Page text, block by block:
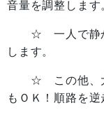
音量を調整します
☆ 一人で静か
します。
☆ この他、大
もＯＫ！順路を逆